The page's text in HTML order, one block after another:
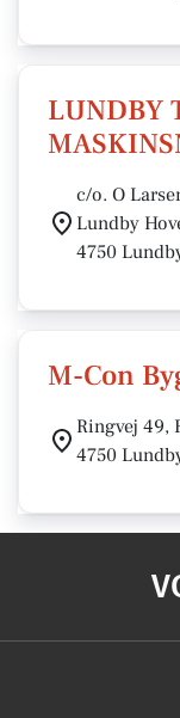
LUNDBY
c/o. O
Lundby
4750
M-Con
Ringvej 49,
4750